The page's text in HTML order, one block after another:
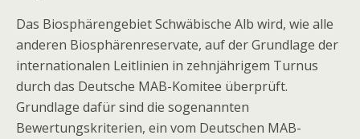
Das Biosphärengebiet Schwäbische Alb wird, wie alle
anderen Biosphärenreservate, auf der Grundlage der
internationalen Leitlinien in zehnjährigem Turnus
durch das Deutsche MAB-Komitee überprüft.
Grundlage dafür sind die sogenannten
Bewertungskriterien, ein vom Deutschen MAB-